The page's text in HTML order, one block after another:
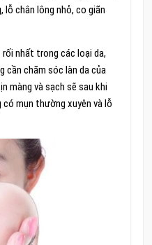
lỗ chân lông nhỏ, co giãn
nhất trong các loại da,
cần chăm sóc làn da của
màng và sạch sẽ sau khi
mụn thường xuyên và lỗ